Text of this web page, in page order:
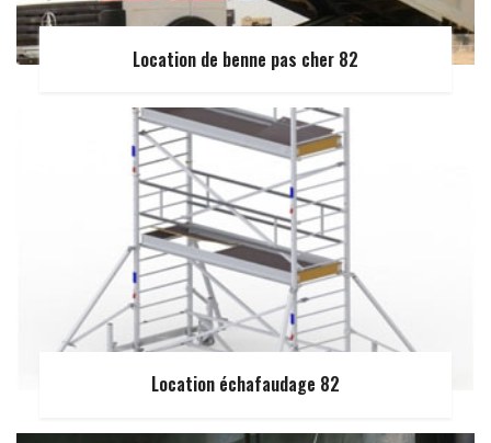
Location de benne pas cher 82
Location échafaudage 82